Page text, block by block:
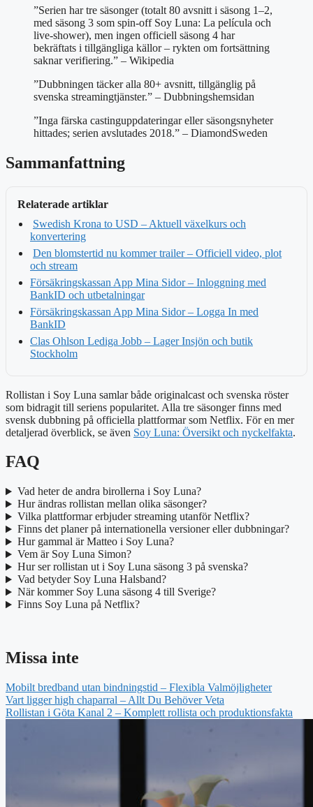
”Serien har tre säsonger (totalt 80 avsnitt i säsong 1–2,
med säsong 3 som spin-off Soy Luna: La película och
live-shower), men ingen officiell säsong 4 har
bekräftats i tillgängliga källor – rykten om fortsättning
saknar verifiering.” – Wikipedia
”Dubbningen täcker alla 80+ avsnitt, tillgänglig på
svenska streamingtjänster.” – Dubbningshemsidan
”Inga färska castinguppdateringar eller säsongsnyheter
hittades; serien avslutades 2018.” – DiamondSweden
Sammanfattning
Relaterade artiklar
Swedish Krona to USD – Aktuell växelkurs och
konvertering
Den blomstertid nu kommer trailer – Officiell video, plot
och stream
Försäkringskassan App Mina Sidor – Inloggning med
BankID och utbetalningar
Försäkringskassan App Mina Sidor – Logga In med
BankID
Clas Ohlson Lediga Jobb – Lager Insjön och butik
Stockholm
Rollistan i Soy Luna samlar både originalcast och svenska röster
som bidragit till seriens popularitet. Alla tre säsonger finns med
svensk dubbning på officiella plattformar som Netflix. För en mer
detaljerad överblick, se även Soy Luna: Översikt och nyckelfakta.
FAQ
Vad heter de andra birollerna i Soy Luna?
Hur ändras rollistan mellan olika säsonger?
Vilka plattformar erbjuder streaming utanför Netflix?
Finns det planer på internationella versioner eller dubbningar?
Hur gammal är Matteo i Soy Luna?
Vem är Soy Luna Simon?
Hur ser rollistan ut i Soy Luna säsong 3 på svenska?
Vad betyder Soy Luna Halsband?
När kommer Soy Luna säsong 4 till Sverige?
Finns Soy Luna på Netflix?
Missa inte
Mobilt bredband utan bindningstid – Flexibla Valmöjligheter
Vart ligger high chaparral – Allt Du Behöver Veta
Rollistan i Göta Kanal 2 – Komplett rollista och produktionsfakta